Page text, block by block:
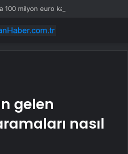
100 milyon euro kaptırıldı
gelen
nasıl